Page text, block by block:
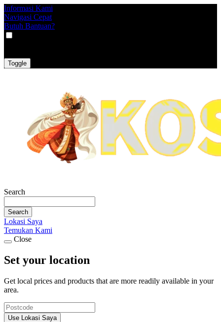
Informasi Kami
Navigasi Cepat
Butuh Bantuan?
Toggle
Search
Search
Lokasi Saya
Temukan Kami
Close
Set your location
Get local prices and products that are more readily available in your
area.
Use Lokasi Saya